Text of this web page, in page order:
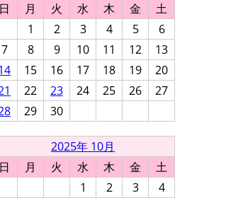
日
月 火 水 木 金
土
1
2 3 4 5
6
7
8 9 10 11 12
13
15 16 17 18 19
20
22 23 24 25 26
27
29 30
2025年 10月
日
月 火 水 木 金
土
1
2 3
4